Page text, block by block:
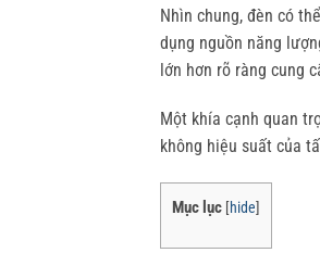
Nhìn chung, đèn có
dụng nguồn năng
lớn hơn rõ ràng cung
Một khía cạnh quan
không hiệu suất của
Mục lục [hide]